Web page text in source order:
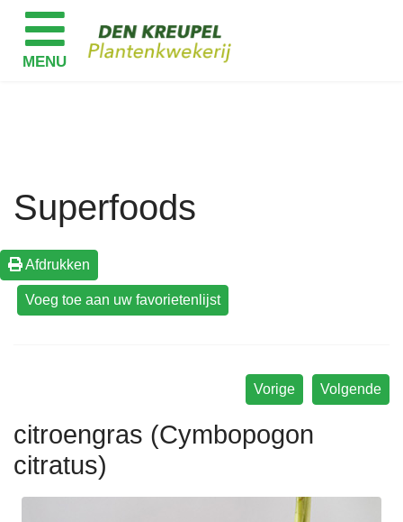
Superfoods
Afdrukken
Volgende
Vorige
citroengras (Cymbopogon
citratus)